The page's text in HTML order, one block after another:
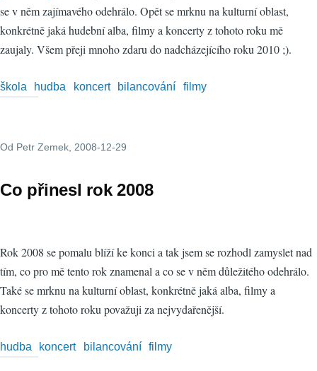
se v něm zajímavého odehrálo. Opět se mrknu na kulturní oblast,
konkrétně jaká hudební alba, filmy a koncerty z tohoto roku mě
zaujaly. Všem přeji mnoho zdaru do nadcházejícího roku 2010 ;).
škola hudba koncert bilancování filmy
Od Petr Zemek , 2008-12-29
Co přinesl rok 2008
Rok 2008 se pomalu blíží ke konci a tak jsem se rozhodl zamyslet nad
tím, co pro mě tento rok znamenal a co se v něm důležitého odehrálo.
Také se mrknu na kulturní oblast, konkrétně jaká alba, filmy a
koncerty z tohoto roku považuji za nejvydařenější.
hudba koncert bilancování filmy